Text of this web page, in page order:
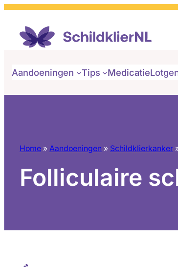
Aandoeningen Tips Medicatie
Home » Aandoeningen » Schildklierkanker
Folliculaire